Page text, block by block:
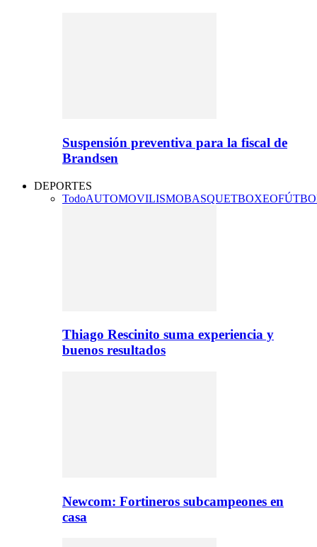
Suspensión preventiva para la fiscal de
Brandsen
DEPORTES
TodoAUTOMOVILISMOBASQUETBOXEO
Thiago Rescinito suma experiencia y
buenos resultados
Newcom: Fortineros subcampeones en
casa